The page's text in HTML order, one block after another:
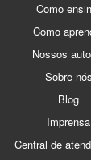
Como
Como
Nossos
Sobre nós
Blog
Imprensa
Central de